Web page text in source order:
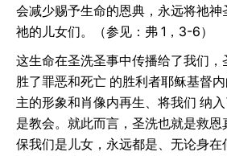
会减少赐予生命的恩典，永远将祂
祂的儿女们。（参见：弗 1，3-6）
这生命在圣洗圣事中传播给了我们
胜了罪恶和死亡 的胜利者耶稣基督
主的形象和肖像内再生、将我们 纳
是教会。就此而言，圣洗也就是救
保我们是儿女，永远都是、无论身在